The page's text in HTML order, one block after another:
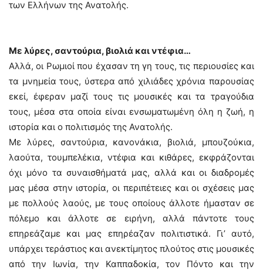
των Ελλήνων της Ανατολής.
Με λύρες, σαντούρια, βιολιά και ντέφια…
Αλλά, οι Ρωμιοί που έχασαν τη γη τους, τις περιουσίες και
τα μνημεία τους, ύστερα από χιλιάδες χρόνια παρουσίας
εκεί, έφεραν μαζί τους τις μουσικές και τα τραγούδια
τους, μέσα στα οποία είναι ενσωματωμένη όλη η ζωή, η
ιστορία και ο πολιτισμός της Ανατολής.
Με λύρες, σαντούρια, κανονάκια, βιολιά, μπουζούκια,
λαούτα, τουμπελέκια, ντέφια και κιθάρες, εκφράζονται
όχι μόνο τα συναισθήματά μας, αλλά και οι διαδρομές
μας μέσα στην ιστορία, οι περιπέτειες και οι σχέσεις μας
με πολλούς λαούς, με τους οποίους άλλοτε ήμασταν σε
πόλεμο και άλλοτε σε ειρήνη, αλλά πάντοτε τους
επηρεάζαμε και μας επηρέαζαν πολιτιστικά. Γι’ αυτό,
υπάρχει τεράστιος και ανεκτίμητος πλούτος στις μουσικές
από την Ιωνία, την Καππαδοκία, τον Πόντο και την